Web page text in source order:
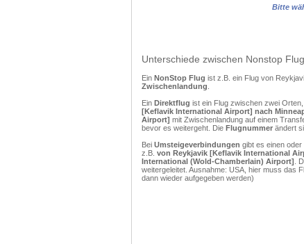
Bitte
Unterschiede zwischen Nonstop
Ein NonStop Flug ist z.B. ein Flug von
Zwischenlandung
Ein Direktflug ist ein Flug zwischen zwei
[Keflavik International Airport] nach
Airport] mit Zwischenlandung auf einem
bevor es weitergeht. Die Flugnummer ändert
Bei Umsteigeverbindungen gibt es einen
z.B. von Reykjavik [Keflavik International
International (Wold-Chamberlain) Airport] .
weitergeleitet. Ausnahme: USA, hier muss das
dann wieder aufgegeben werden)